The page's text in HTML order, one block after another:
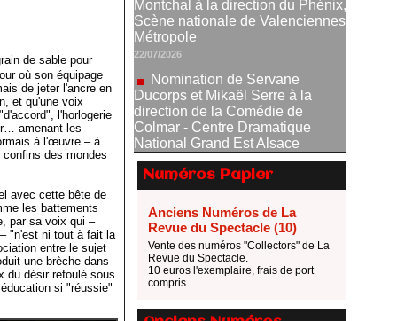
de sable pour
où son équipage
de jeter l'ancre en
et qu'une voix
l'horlogerie
amenant les
à l'œuvre – à
des mondes
avec cette bête de
les battements
par sa voix qui –
"n'est ni tout à fait la
entre le sujet
une brèche dans
du désir refoulé sous
si "réussie"
Nomination de Servane
Ducorps et Mikaël Serre à la
direction de la Comédie de
Colmar - Centre Dramatique
National Grand Est Alsace
07/07/2026
Thomas Jolly et Laëtitia
Guédon nommés à la direction du
TNP
02/07/2026
Fonds SACD Théâtre : les
lauréats 2026
23/06/2026
Dispositif ARTCENA Écrire
pour le cirque, les lauréats 2026 !
20/06/2026
Le palmarès des prix SACD
Numéros Papier
Anciens Numéros de La
Revue du Spectacle (10)
Vente des numéros "Collectors" de La
Revue du Spectacle.
10 euros l'exemplaire, frais de port
compris.